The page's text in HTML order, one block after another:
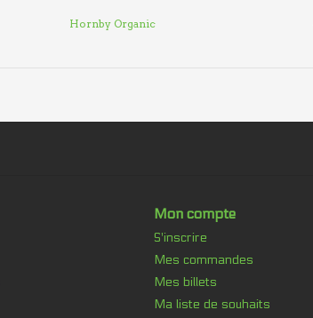
Hornby Organic
Mon compte
S'inscrire
Mes commandes
Mes billets
Ma liste de souhaits